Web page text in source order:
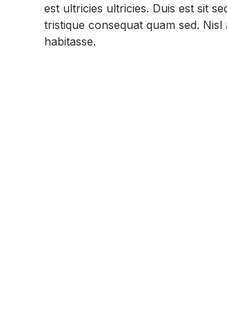
est ultricies ultricies. Duis est sit
tristique consequat quam sed.
habitasse.